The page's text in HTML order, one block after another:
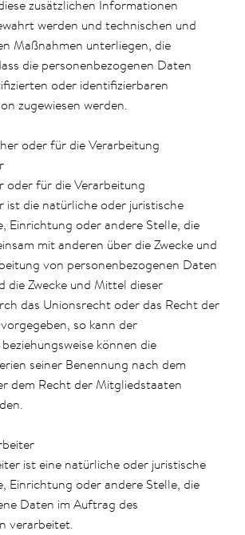
zusätzlichen Informationen
werden und technischen und
Maßnahmen unterliegen, die
die personenbezogenen Daten
oder identifizierbaren
zugewiesen werden.
oder für die Verarbeitung
oder für die Verarbeitung
ist die natürliche oder juristische
Einrichtung oder andere Stelle, die
mit anderen über die Zwecke und
von personenbezogenen Daten
die Zwecke und Mittel dieser
das Unionsrecht oder das Recht der
so kann der
können die
seiner Benennung nach dem
dem Recht der Mitgliedstaaten
ist eine natürliche oder juristische
Einrichtung oder andere Stelle, die
Daten im Auftrag des
verarbeitet.